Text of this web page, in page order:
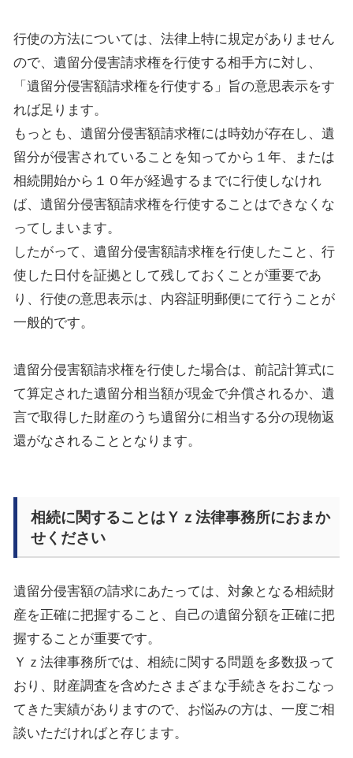
行使の方法については、法律上特に規定がありません
ので、遺留分侵害請求権を行使する相手方に対し、
「遺留分侵害額請求権を行使する」旨の意思表示をす
れば足ります。
もっとも、遺留分侵害額請求権には時効が存在し、遺
留分が侵害されていることを知ってから１年、または
相続開始から１０年が経過するまでに行使しなけれ
ば、遺留分侵害額請求権を行使することはできなくな
ってしまいます。
したがって、遺留分侵害額請求権を行使したこと、行
使した日付を証拠として残しておくことが重要であ
り、行使の意思表示は、内容証明郵便にて行うことが
一般的です。
遺留分侵害額請求権を行使した場合は、前記計算式に
て算定された遺留分相当額が現金で弁償されるか、 遺
言で取得した財産のうち遺留分に相当する分の現物返
還がなされることとなります。
相続に関することはＹｚ法律事務所におまか
せください
遺留分侵害額の請求にあたっては、対象となる相続財
産を正確に把握すること、自己の遺留分額を正確に把
握することが重要です。
Ｙｚ 法律事務所では、相続に関する問題を多数扱って
おり、財産調査を含めたさまざまな手続きをおこなっ
てきた実績がありますので、お悩みの方は、一度ご相
談いただければと存じます。